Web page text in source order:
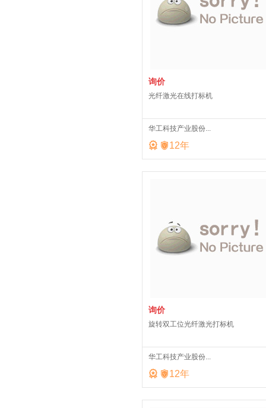
询价
光纤激光在线打标机
华工科技产业股份...
 12年
询价
旋转双工位光纤激光打标机
华工科技产业股份...
 12年